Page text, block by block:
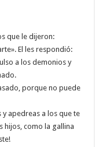
que le dijeron:
El les respondió:
a los demonios y
porque no puede
y apedreas a los que te
hijos, como la gallina